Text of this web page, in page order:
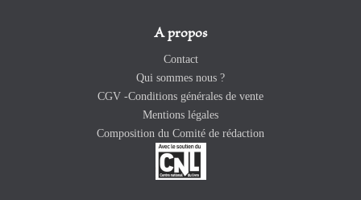
A propos
Contact
Qui sommes nous ?
CGV -Conditions générales de vente
Mentions légales
Composition du Comité de rédaction